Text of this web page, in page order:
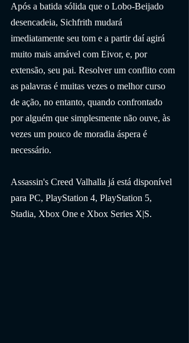
Após a batida sólida que o Lobo-Beijado
desencadeia, Sichfrith mudará
imediatamente seu tom e a partir daí agirá
muito mais amável com Eivor, e, por
extensão, seu pai. Resolver um conflito com
as palavras é muitas vezes o melhor curso
de ação, no entanto, quando confrontado
por alguém que simplesmente não ouve, às
vezes um pouco de moradia áspera é
necessário.
Assassin's Creed Valhalla já está disponível
para PC, PlayStation 4, PlayStation 5,
Stadia, Xbox One e Xbox Series X|S.